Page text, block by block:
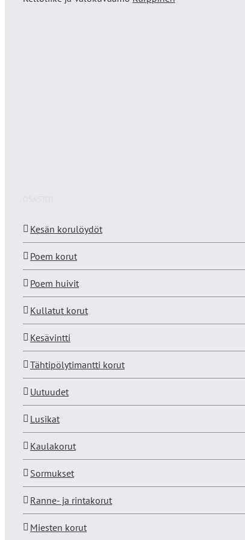
Kesän korulöydöt
Poem korut
Poem huivit
Kullatut korut
Kesävintti
Tähtipölytimantti korut
Uutuudet
Lusikat
Kaulakorut
Sormukset
Ranne- ja rintakorut
Miesten korut